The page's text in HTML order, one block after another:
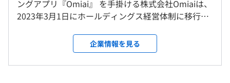
・ブラウザ版決済の導入
Stripeを利用したアプリ版よりも安価でユーザにサービス
就業場所の変更範囲
東京都渋谷区恵比寿1-19-19、その他会社の指定する場所
会社の定める場所（テレワークをおこなう場所を含む）
（※ 想定年収 は年収提示額を保証するものではありません）
ングアプリ『Omiai』 を手掛ける株式会社Omiaiは、
2023年3月1日にホールディングス経営体制に移行い
エニトグループ ：経営／データ戦略／技術戦略／事
業戦略／Trust＆Safety／コーポレート／社内システ
ム／人事戦略 with＆Omiai ：各サービスの開発・事
企業情報を見る